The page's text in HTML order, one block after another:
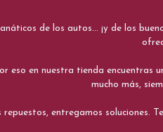
de los autos... ¡y de los
eso en nuestra tienda encuentras
mucho más,
repuestos, entregamos